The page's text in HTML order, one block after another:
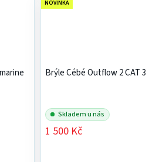
Brýle Cébé Outflow 2 CAT 3
Skladem u nás
1 500 Kč
NOVINKA